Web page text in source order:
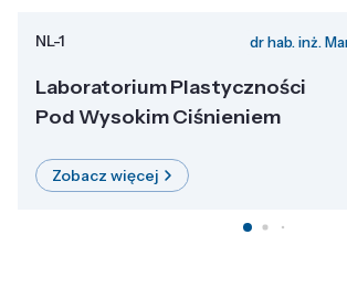
NL-1 dr hab. inż.
Laboratorium Plastyczności
Pod Wysokim Ciśnieniem
Zobacz więcej